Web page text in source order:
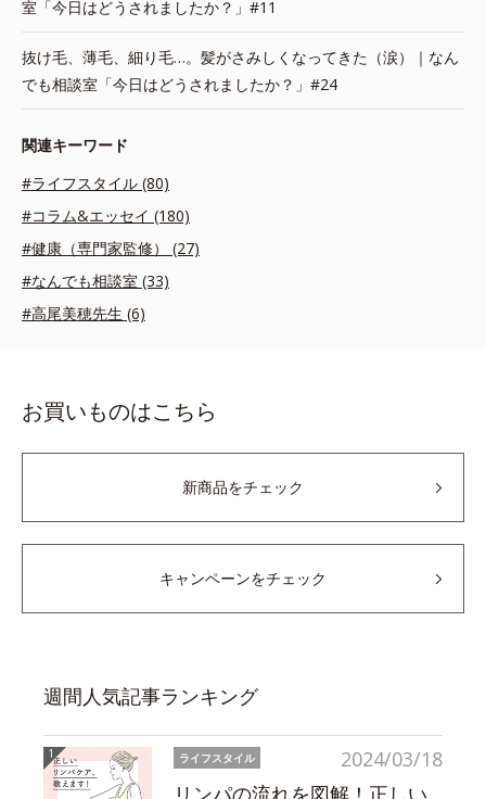
室「今日はどうされましたか？」#11
抜け毛、薄毛、細り毛…。髪がさみしくなってきた（涙）｜なん
でも相談室「今日はどうされましたか？」#24
関連キーワード
#ライフスタイル (80)
#コラム&エッセイ (180)
#健康（専門家監修） (27)
#なんでも相談室 (33)
#高尾美穂先生 (6)
お買いものはこちら
新商品をチェック
キャンペーンをチェック
週間人気記事ランキング
2024/03/18
ライフスタイル
リンパの流れを図解！正しい